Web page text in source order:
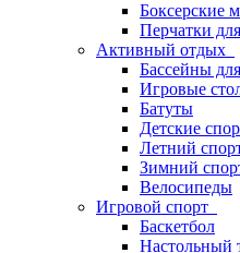
Боксерские
Перчатки
Активный отдых
Бассейны
Игровые
Батуты
Детские
Летний
Зимний
Велосипеды
Игровой спорт
Баскетбол
Настольный